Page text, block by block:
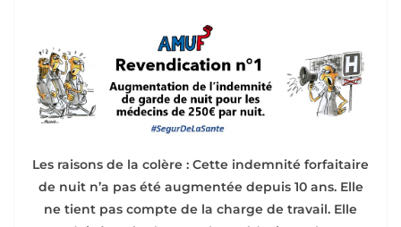
Les raisons de la colère : Cette indemnité forfaitaire
de nuit n’a pas été augmentée depuis 10 ans. Elle
ne tient pas compte de la charge de travail. Elle